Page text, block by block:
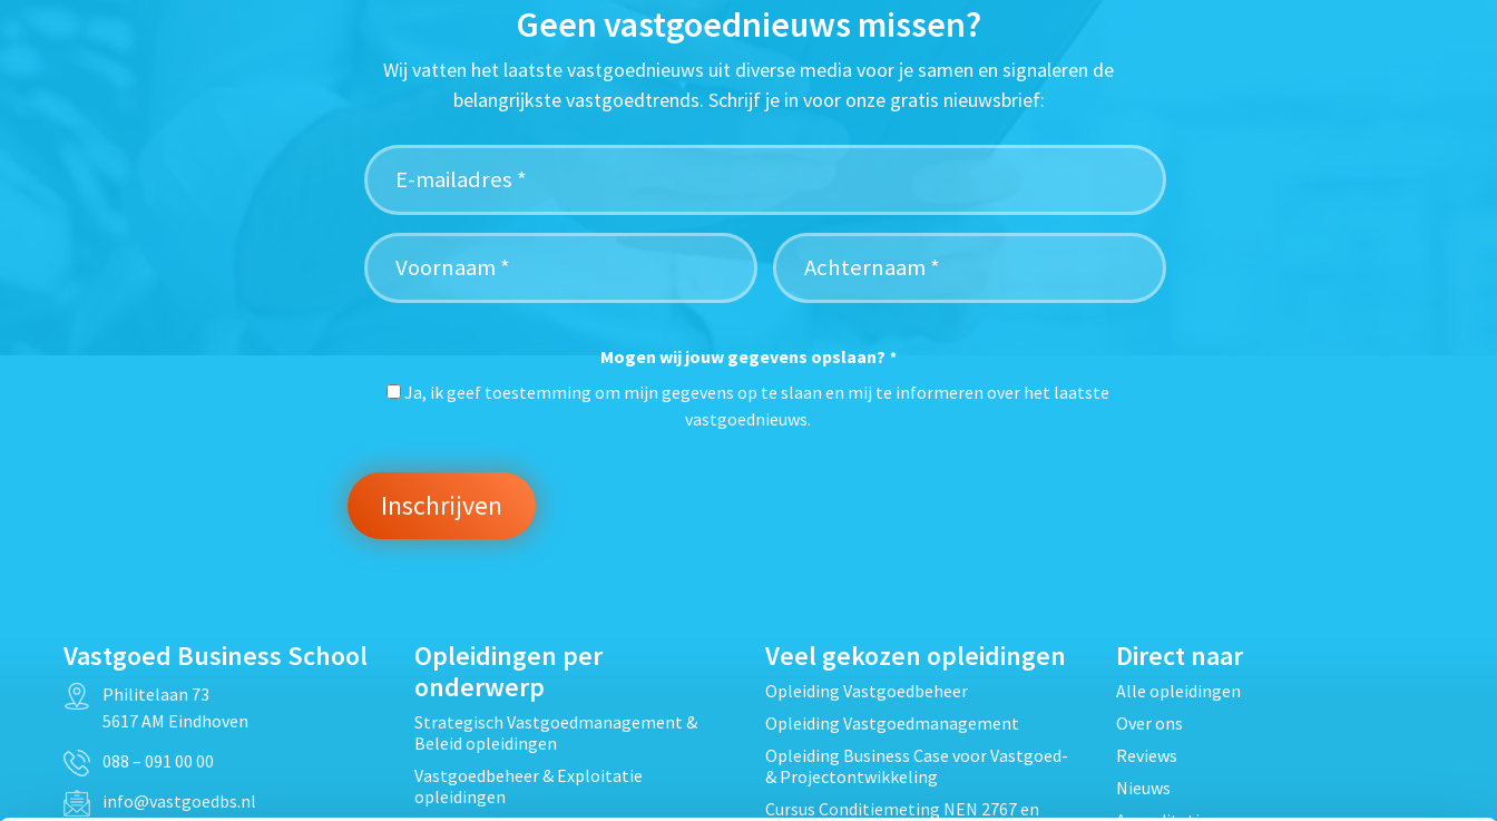
Geen vastgoednieuws missen?
Wij vatten het laatste vastgoednieuws uit diverse media voor je samen en signaleren de
belangrijkste vastgoedtrends. Schrijf je in voor onze gratis nieuwsbrief:
Mogen wij jouw gegevens opslaan? *
Ja, ik geef toestemming om mijn gegevens op te slaan en mij te informeren over het laatste
vastgoednieuws.
Vastgoed Business School
Philitelaan 73
5617 AM Eindhoven
088 – 091 00 00
info@vastgoedbs.nl
Opleidingen per
onderwerp
Strategisch Vastgoedmanagement &
Beleid opleidingen
Vastgoedbeheer & Exploitatie
opleidingen
Veel gekozen opleidingen
Opleiding Vastgoedbeheer
Opleiding Vastgoedmanagement
Opleiding Business Case voor Vastgoed-
& Projectontwikkeling
Cursus Conditiemeting NEN 2767 en
Direct naar
Alle opleidingen
Over ons
Reviews
Nieuws